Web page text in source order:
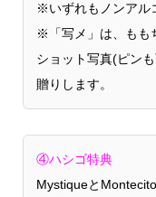
※いずれもノンアル
※「写メ」は、もも
ショット写真(ピン
贈りします。
④ハシゴ特典
Mystiqueと